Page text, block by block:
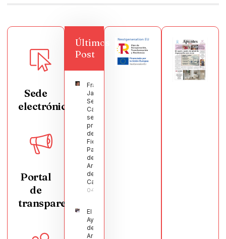
Sede
electrónica
Portal
de
transparencia
Últimos
Post
Francisco
Javier
Segura
Castellanos
será el
pregonero
de las
Fiestas
Patronales
de
Argamasilla
de
Calatrava
04/08/2026
El
Ayuntamiento
de
Argamasilla